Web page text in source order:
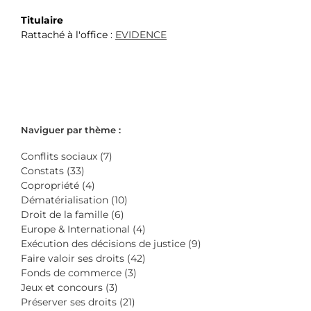
Titulaire
Rattaché à l'office : EVIDENCE
Naviguer par thème :
Conflits sociaux (7)
Constats (33)
Copropriété (4)
Dématérialisation (10)
Droit de la famille (6)
Europe & International (4)
Exécution des décisions de justice (9)
Faire valoir ses droits (42)
Fonds de commerce (3)
Jeux et concours (3)
Préserver ses droits (21)